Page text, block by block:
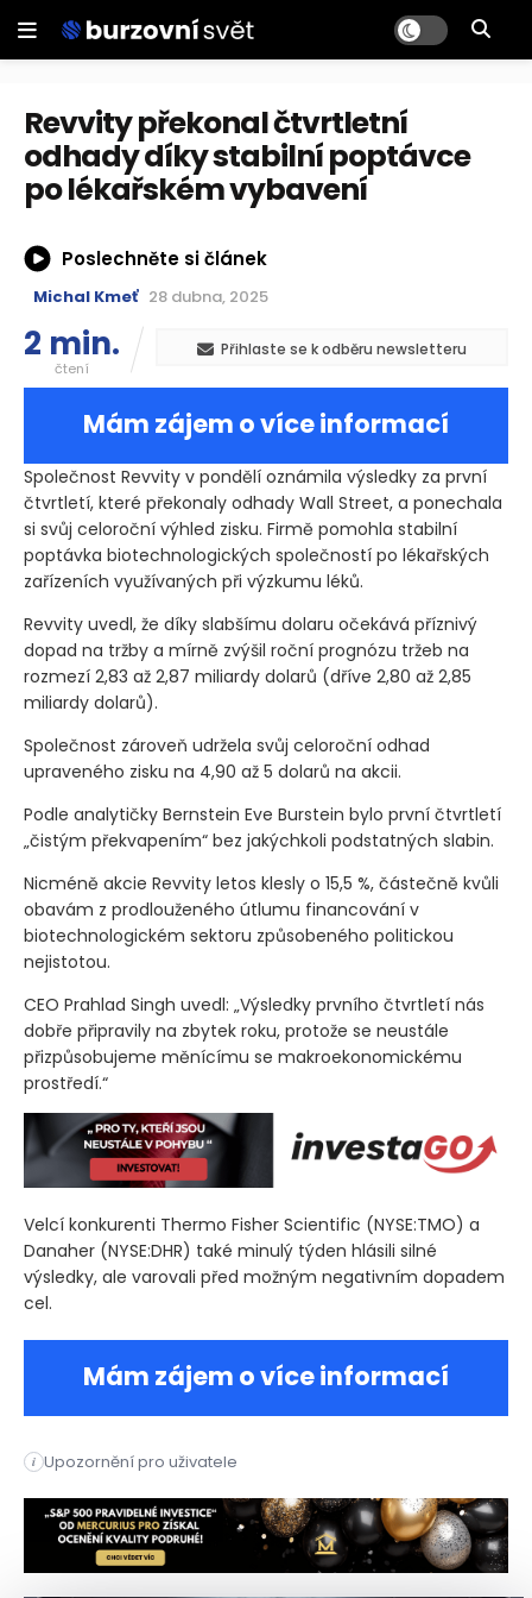
Revvity překonal čtvrtletní
odhady díky stabilní poptávce
po lékařském vybavení
Poslechněte si článek
Michal Kmeť 28 dubna, 2025
2 min.
čtení
Přihlaste se k odběru newsletteru
Mám zájem o více informací
Společnost Revvity v pondělí oznámila výsledky za první
čtvrtletí, které překonaly odhady Wall Street, a ponechala
si svůj celoroční výhled zisku. Firmě pomohla stabilní
poptávka biotechnologických společností po lékařských
zařízeních využívaných při výzkumu léků.
Revvity uvedl, že díky slabšímu dolaru očekává příznivý
dopad na tržby a mírně zvýšil roční prognózu tržeb na
rozmezí 2,83 až 2,87 miliardy dolarů (dříve 2,80 až 2,85
miliardy dolarů).
Společnost zároveň udržela svůj celoroční odhad
upraveného zisku na 4,90 až 5 dolarů na akcii.
Podle analytičky Bernstein Eve Burstein bylo první čtvrtletí
„čistým překvapením“ bez jakýchkoli podstatných slabin.
Nicméně akcie Revvity letos klesly o 15,5 %, částečně kvůli
obavám z prodlouženého útlumu financování v
biotechnologickém sektoru způsobeného politickou
nejistotou.
CEO Prahlad Singh uvedl: „Výsledky prvního čtvrtletí nás
dobře připravily na zbytek roku, protože se neustále
přizpůsobujeme měnícímu se makroekonomickému
prostředí.“
Velcí konkurenti Thermo Fisher Scientific (NYSE:TMO) a
Danaher (NYSE:DHR) také minulý týden hlásili silné
výsledky, ale varovali před možným negativním dopadem
cel.
Mám zájem o více informací
i Upozornění pro uživatele
Společnost Revvity v pondělí oznámila výsledky za první